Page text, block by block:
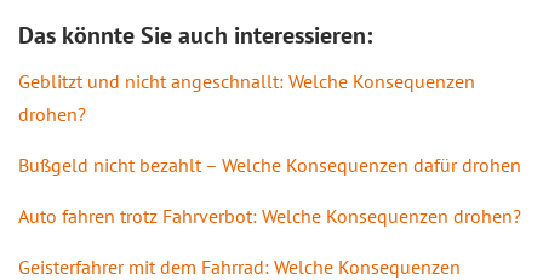
Das könnte Sie auch interessieren:
Geblitzt und nicht angeschnallt: Welche Konsequenzen
drohen?
Bußgeld nicht bezahlt – Welche Konsequenzen dafür drohen
Auto fahren trotz Fahrverbot: Welche Konsequenzen drohen?
Geisterfahrer mit dem Fahrrad: Welche Konsequenzen